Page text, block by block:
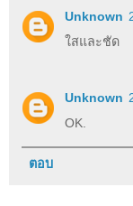
Unknown
ใสและชัด
Unknown
OK.
ตอบ